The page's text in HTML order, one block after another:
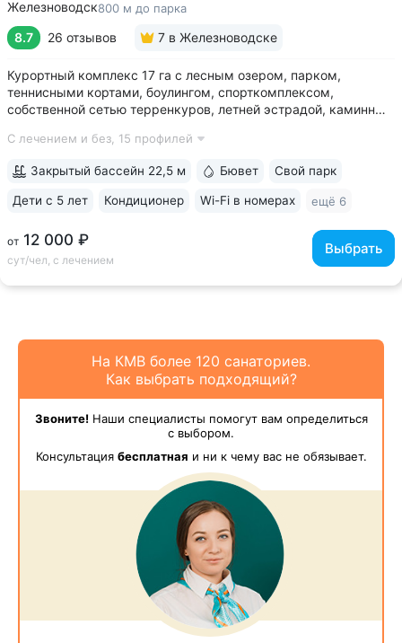
Железноводск800 м до парка
8.7 26 отзывов 7 в Железноводске
Курортный комплекс 17 га с лесным озером, парком,
теннисными кортами, боулингом, спорткомплексом,
собственной сетью терренкуров, летней эстрадой, каминным
домиком, лодочной станцией с катамаранами и зоной для
С лечением и без, 15 профилей
от 12 000 ₽
сут/чел, с лечением
Выбрать
Закрытый бассейн 22,5 м Бювет Свой парк
Дети с 5 лет Кондиционер Wi-Fi в номерах ещё 6
На КМВ более 120 санаториев.
Как выбрать подходящий?
Звоните!Наши специалисты помогут вам определиться
с выбором.
Консультация бесплатная и ни к чему вас не обязывает.